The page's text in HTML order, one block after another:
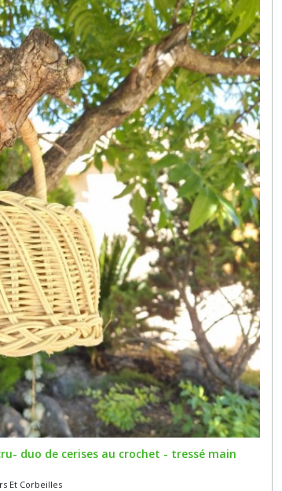
duo de cerises au crochet - tressé main
Et Corbeilles